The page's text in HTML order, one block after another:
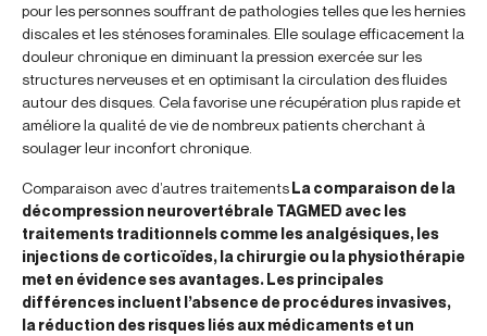
pour les personnes souffrant de pathologies telles que les hernies
discales et les sténoses foraminales. Elle soulage efficacement la
douleur chronique en diminuant la pression exercée sur les
structures nerveuses et en optimisant la circulation des fluides
autour des disques. Cela favorise une récupération plus rapide et
améliore la qualité de vie de nombreux patients cherchant à
soulager leur inconfort chronique.
Comparaison avec d’autres traitementsLa comparaison de la
décompression neurovertébrale TAGMED avec les
traitements traditionnels comme les analgésiques, les
injections de corticoïdes, la chirurgie ou la physiothérapie
met en évidence ses avantages. Les principales
différences incluent l’absence de procédures invasives,
la réduction des risques liés aux médicaments et un